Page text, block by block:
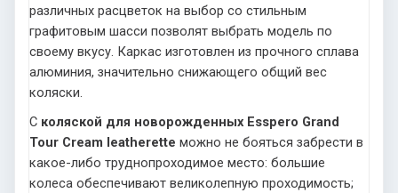
различных расцветок на выбор со стильным
графитовым шасси позволят выбрать модель по
своему вкусу. Каркас изготовлен из прочного сплава
алюминия, значительно снижающего общий вес
коляски.
С коляской для новорожденных Esspero Grand
Tour Cream leatherette можно не бояться забрести в
какое-либо труднопроходимое место: большие
колеса обеспечивают великолепную проходимость;